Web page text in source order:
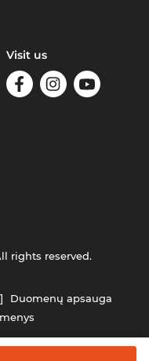
Visit us
Duomenų apsauga
rights reserved.